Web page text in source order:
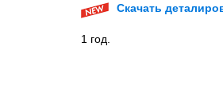
Скачать
1 год.